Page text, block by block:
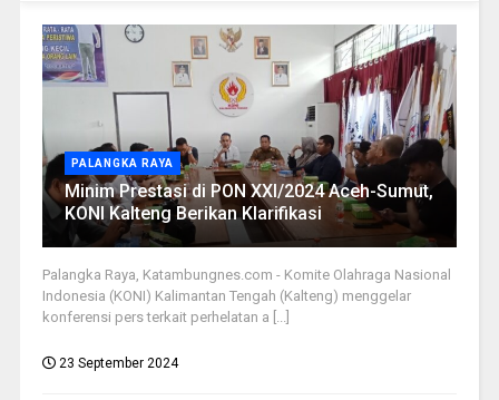
PALANGKA RAYA
Minim Prestasi di PON XXI/2024 Aceh-Sumut,
KONI Kalteng Berikan Klarifikasi
Palangka Raya, Katambungnes.com - Komite Olahraga Nasional
Indonesia (KONI) Kalimantan Tengah (Kalteng) menggelar
konferensi pers terkait perhelatan a [...]
23 September 2024